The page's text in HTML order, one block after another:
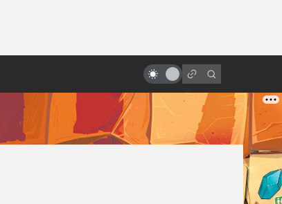
создания «Донни Дарко»